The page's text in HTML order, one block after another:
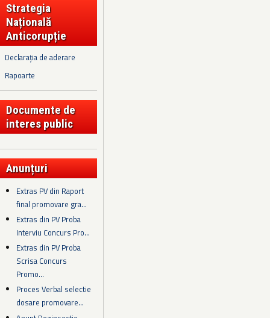
Strategia
Națională
Anticorupție
Declarația de aderare
Rapoarte
Documente de
interes public
Anunțuri
Extras PV din Raport
final promovare gra...
Extras din PV Proba
Interviu Concurs Pro...
Extras din PV Proba
Scrisa Concurs
Promo...
Proces Verbal selectie
dosare promovare...